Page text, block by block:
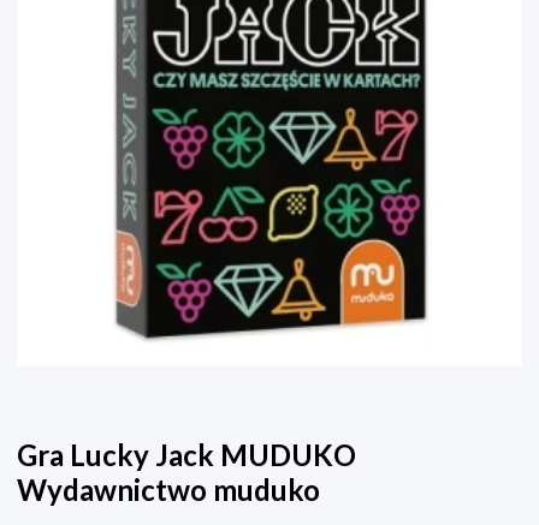
Gra Lucky Jack MUDUKO
Wydawnictwo muduko